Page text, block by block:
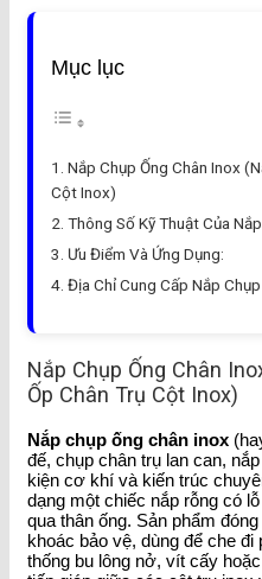
Mục lục
Nắp Chụp Ống Chân Inox
Cột Inox)
Thông Số Kỹ Thuật Của
Ưu Điểm Và Ứng Dụng:
Địa Chỉ Cung Cấp Nắp
Nắp Chụp Ống Chân
Ốp Chân Trụ Cột Inox)
Nắp chụp ống chân inox
đế, chụp chân trụ lan can,
kiện cơ khí và kiến trúc
dạng một chiếc nắp rỗng có
qua thân ống. Sản phẩm
khoác bảo vệ, dùng để che
thống bu lông nở, vít cấy